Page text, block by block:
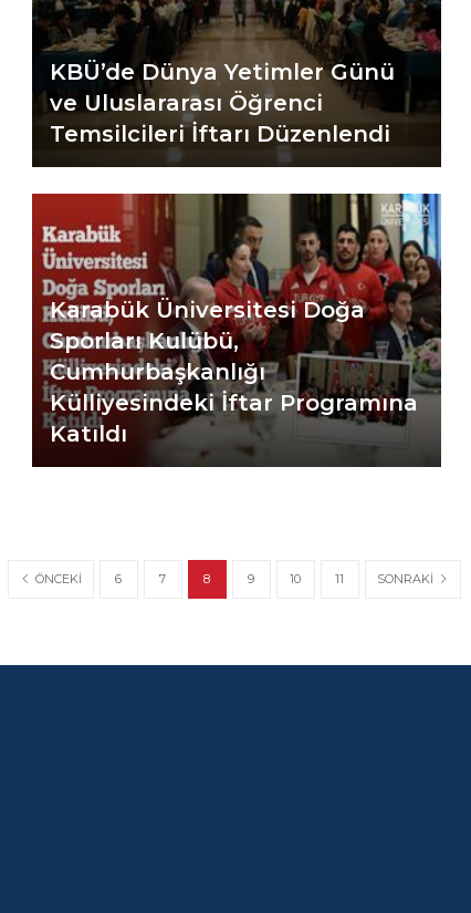
KBÜ’de Dünya Yetimler Günü
ve Uluslararası Öğrenci
Temsilcileri İftarı Düzenlendi
Karabük Üniversitesi Doğa
Sporları Kulübü,
Cumhurbaşkanlığı
Külliyesindeki İftar Programına
Katıldı
ÖNCEKI 6 7 8 9 10 11 SONRAKI